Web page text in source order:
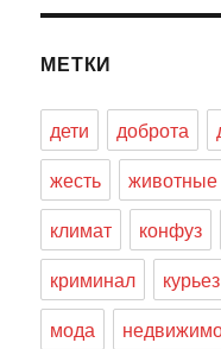
МЕТКИ
дети доброта
жесть
животные
климат
конфуз
криминал
курьез
мода